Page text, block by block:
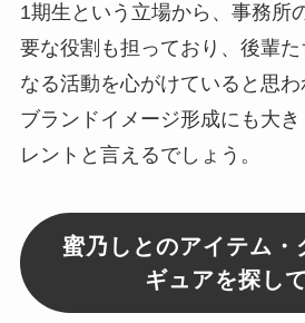
1期生という立場から、事務所
要な役割も担っており、後輩
なる活動を心がけていると思
ブランドイメージ形成にも大
レントと言えるでしょう。
蜜乃しとのアイテム・
ギュアを探し